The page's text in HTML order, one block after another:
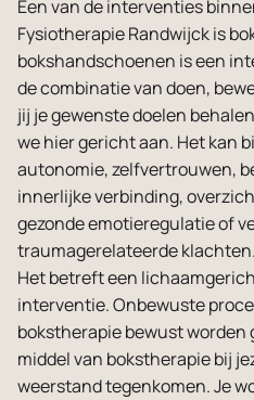
Een van de interventies
Fysiotherapie Randwijck is
bokshandschoenen is een
de combinatie van doen,
jij je gewenste doelen
we hier gericht aan. Het kan
autonomie, zelfvertrouwen,
innerlijke verbinding,
gezonde emotieregulatie of
traumagerelateerde klachten.
Het betreft een
interventie. Onbewuste
bokstherapie bewust worden
middel van bokstherapie bij
weerstand tegenkomen. Je
Vacatures